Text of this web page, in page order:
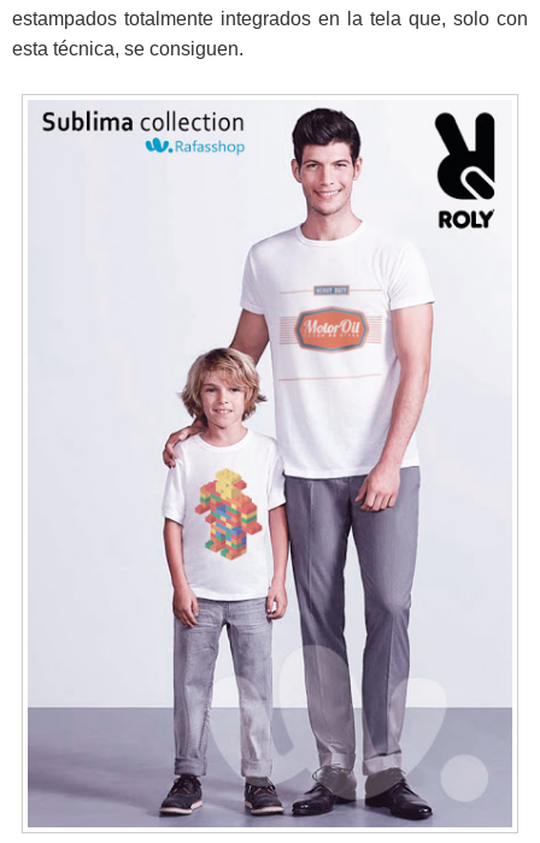
estampados totalmente integrados en la tela que, solo con
esta técnica, se consiguen.